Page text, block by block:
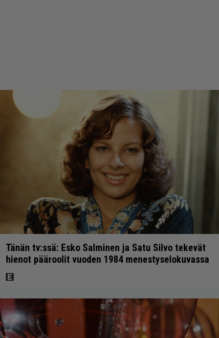
Tänän tv:ssä: Esko Salminen ja Satu Silvo tekevät
hienot pääroolit vuoden 1984 menestyselokuvassa